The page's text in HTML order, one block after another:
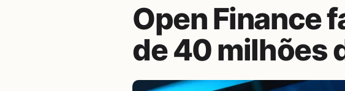
Open Finance
de 40 milhões